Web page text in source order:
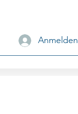
Anmelden